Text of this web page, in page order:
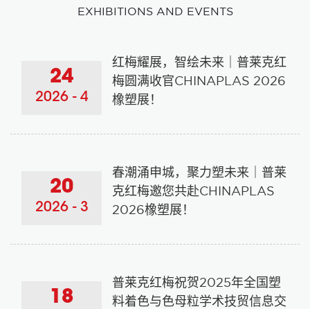
EXHIBITIONS AND EVENTS
24
2026 - 4
红梅耀展，智绘未来｜普莱克红
梅圆满收官CHINAPLAS 2026
橡塑展！
20
2026 - 3
春潮涌申城，聚力塑未来｜普莱
克红梅邀您共赴CHINAPLAS
2026橡塑展！
18
普莱克红梅祝贺2025年全国塑
料着色与色母粒学术技贸信息交